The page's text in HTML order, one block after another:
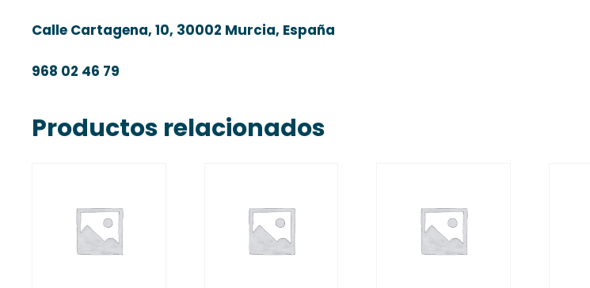
Calle Cartagena, 10, 30002 Murcia, España
968 02 46 79
Productos relacionados